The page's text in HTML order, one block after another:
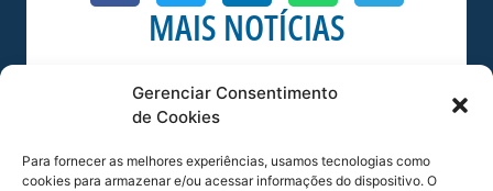
Gerenciar Consentimento
de Cookies
Para fornecer as melhores experiências, usamos tecnologias como
cookies para armazenar e/ou acessar informações do dispositivo. O
MAIS NOTÍCIAS